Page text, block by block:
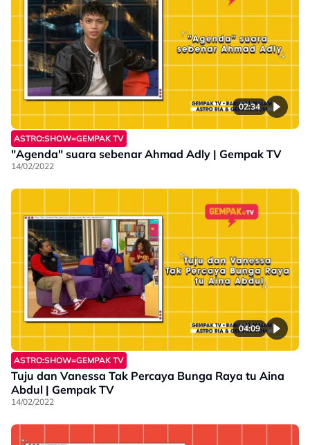
02:34
ASTRO:SHOW=GEMPAK TV
"Agenda" suara sebenar Ahmad Adly | Gempak TV
14/02/2022
04:09
ASTRO:SHOW=GEMPAK TV
Tuju dan Vanessa Tak Percaya Bunga Raya tu Aina
Abdul | Gempak TV
14/02/2022